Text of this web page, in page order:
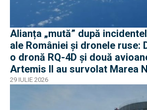
Alianța „mută” după
ale României și dronele ruse:
o dronă RQ-4D și două
Artemis II au survolat Marea
29 IULIE 2026